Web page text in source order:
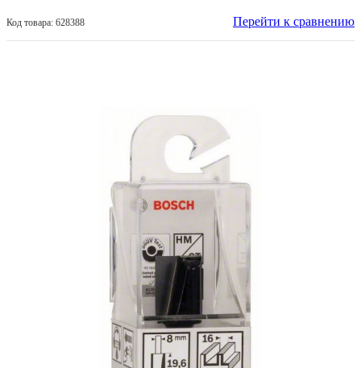
Код товара: 628388 Перейти к сравнению